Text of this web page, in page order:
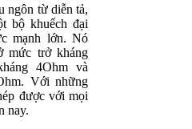
ngôn từ diễn tả,
bộ khuếch đại
mạnh lớn. Nó
mức trở kháng
4Ohm và
Với những
được với mọi
nay.